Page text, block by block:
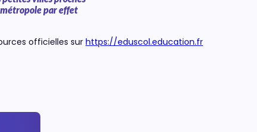
métropole par effet
officielles sur https://eduscol.education.fr